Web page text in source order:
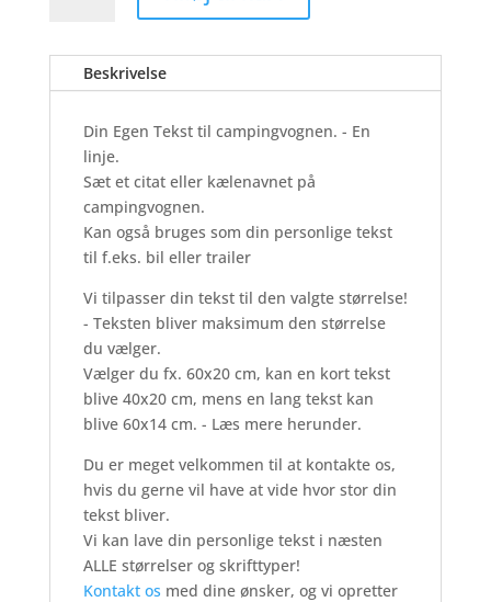
Campingvognen
antal
Beskrivelse
Din Egen Tekst til campingvognen. - En
linje.
Sæt et citat eller kælenavnet på
campingvognen.
Kan også bruges som din personlige tekst
til f.eks. bil eller trailer
Vi tilpasser din tekst til den valgte størrelse!
- Teksten bliver maksimum den størrelse
du vælger.
Vælger du fx. 60x20 cm, kan en kort tekst
blive 40x20 cm, mens en lang tekst kan
blive 60x14 cm. - Læs mere herunder.
Du er meget velkommen til at kontakte os,
hvis du gerne vil have at vide hvor stor din
tekst bliver.
Vi kan lave din personlige tekst i næsten
ALLE størrelser og skrifttyper!
Kontakt os med dine ønsker, og vi opretter